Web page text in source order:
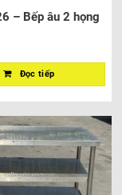
– Bếp âu 2 họng
Đọc tiếp